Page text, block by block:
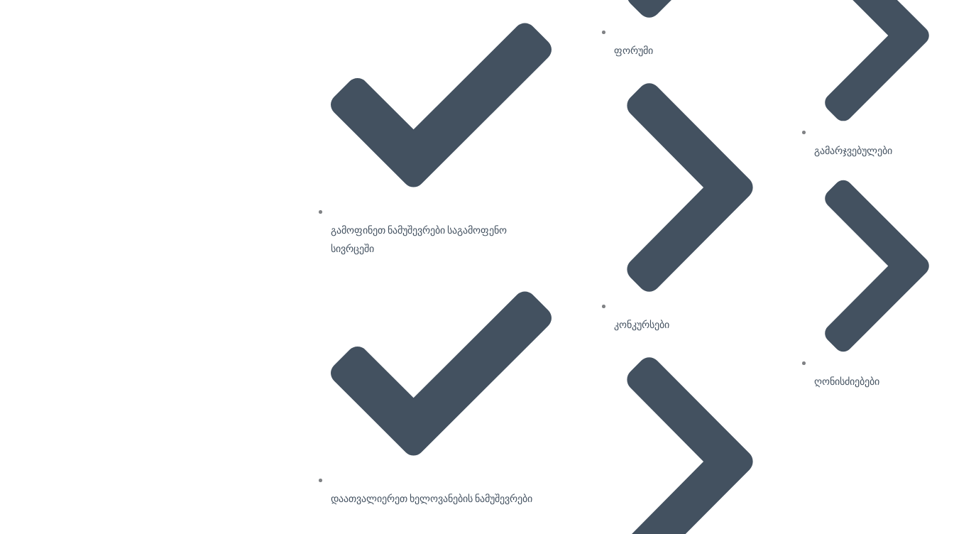
გამოფინეთ ნამუშევრები საგამოფენო
სივრცეში
დაათვალიერეთ ხელოვანების ნამუშევრები
ფორუმი
კონკურსები
გამარჯვებულები
ღონისძიებები